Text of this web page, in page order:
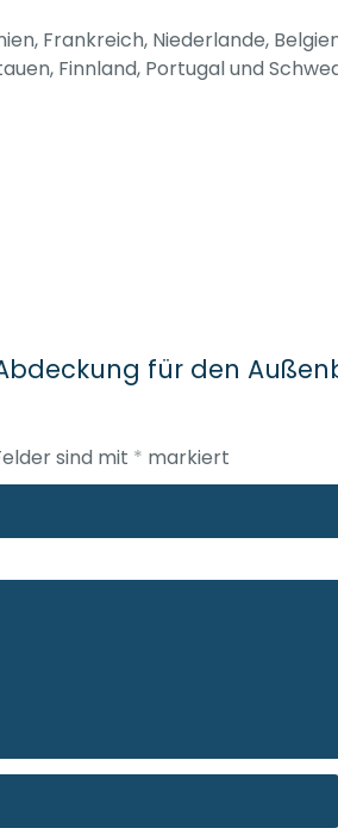
Frankreich, Niederlande,
Finnland, Portugal und
für den
sind mit * markiert